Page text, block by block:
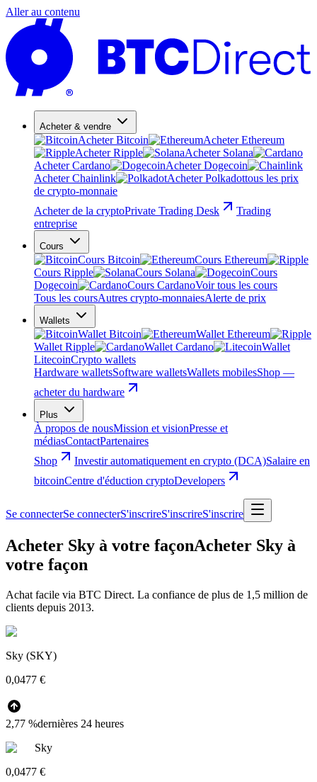
Aller au contenu
Acheter & vendre
Acheter Bitcoin
Acheter Ethereum
Acheter Ripple
Acheter Solana
Acheter Cardano
Acheter Dogecoin
Acheter Chainlink
Acheter Polkadottous les prix
de crypto-monnaie
Acheter de la cryptoPrivate Trading Desk
Trading
entreprise
Cours
Cours Bitcoin
Cours Ethereum
Cours Ripple
Cours Solana
Cours
Dogecoin
Cours CardanoVoir tous les cours
Tous les coursAutres crypto-monnaiesAlerte de prix
Wallets
Wallet Bitcoin
Wallet Ethereum
Wallet Ripple
Wallet Cardano
Wallet
LitecoinCrypto wallets
Hardware walletsSoftware walletsWallets mobilesShop —
acheter du hardware
Plus
À propos de nousMission et visionPresse et
médiasContactPartenaires
Shop
Investir automatiquement en crypto (DCA)Salaire en
bitcoinCentre d'éduction cryptoDevelopers
Se connecterSe connecterS'inscrireS'inscrireS'inscrire
Acheter Sky à votre façonAcheter Sky à
votre façon
Achat facile via BTC Direct. La confiance de plus de 1,5 million de
clients depuis 2013.
Sky (SKY)
0,0477 €
2,77 %dernières 24 heures
Sky
0,0477 €